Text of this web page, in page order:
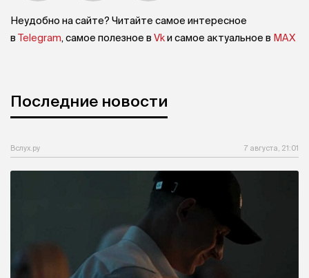
Неудобно на сайте? Читайте самое интересное
в Telegram, самое полезное в Vkи самое актуальное в MAX
Последние новости
Вслух.ру 7 августа, 21:01